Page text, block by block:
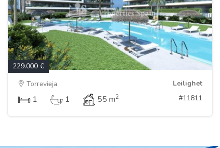
229.000 €
Torrevieja
Leilighet
1 1 55 m2 #11811